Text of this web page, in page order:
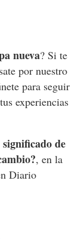
nueva? Si te
por nuestro
para seguir
experiencias
de
, en la
Diario